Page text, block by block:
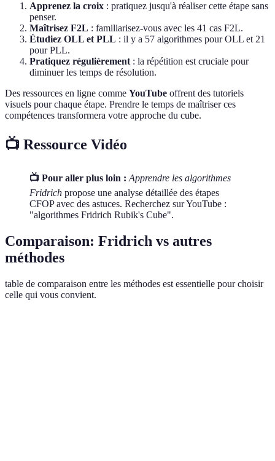
Apprenez la croix : pratiquez jusqu'à réaliser cette étape sans
penser.
Maîtrisez F2L : familiarisez-vous avec les 41 cas F2L.
Étudiez OLL et PLL : il y a 57 algorithmes pour OLL et 21
pour PLL.
Pratiquez régulièrement : la répétition est cruciale pour
diminuer les temps de résolution.
Des ressources en ligne comme YouTube offrent des tutoriels
visuels pour chaque étape. Prendre le temps de maîtriser ces
compétences transformera votre approche du cube.
📺 Ressource Vidéo
📺 Pour aller plus loin : Apprendre les algorithmes
Fridrich propose une analyse détaillée des étapes
CFOP avec des astuces. Recherchez sur YouTube :
"algorithmes Fridrich Rubik's Cube".
Comparaison: Fridrich vs autres
méthodes
table de comparaison entre les méthodes est essentielle pour choisir
celle qui vous convient.